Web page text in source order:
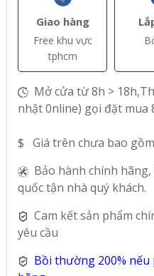
Giao hàng
Free khu vực
tphcm
Mở cửa từ 8h >
nhật 0nline) gọi đặt mua
$ Giá trên chưa bao
Bảo hành chính
quốc tận nhà quý khách.
Cam kết sản phẩm
yêu cầu
Bồi thường 200%